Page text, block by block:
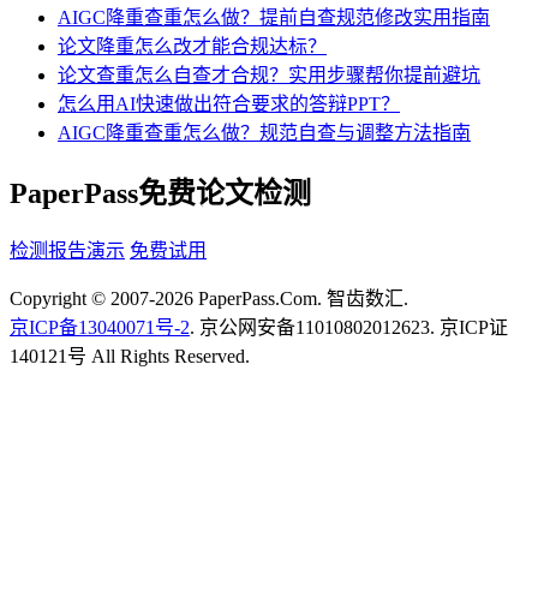
AIGC降重查重怎么做？提前自查规范修改实用指南
论文降重怎么改才能合规达标？
论文查重怎么自查才合规？实用步骤帮你提前避坑
怎么用AI快速做出符合要求的答辩PPT？
AIGC降重查重怎么做？规范自查与调整方法指南
PaperPass免费论文检测
检测报告演示 免费试用
Copyright © 2007-2026 PaperPass.Com. 智齿数汇.
京ICP备13040071号-2. 京公网安备11010802012623. 京ICP证
140121号 All Rights Reserved.